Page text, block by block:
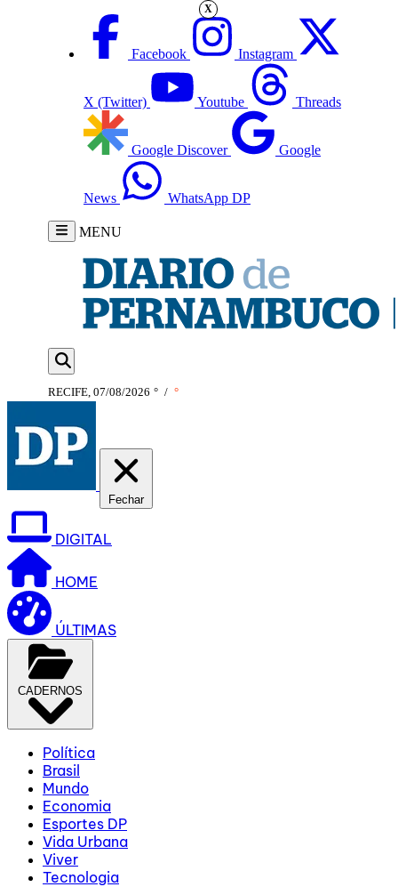
Facebook Instagram
X (Twitter) Youtube Threads
Google Discover Google
News WhatsApp DP
MENU
RECIFE, 07/08/2026 ° / °
Fechar
DIGITAL
HOME
ÚLTIMAS
CADERNOS
Política
Brasil
Mundo
Economia
Esportes DP
Vida Urbana
Viver
Tecnologia
X